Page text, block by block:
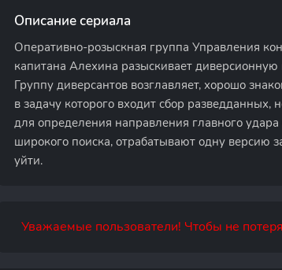
Описание сериала
Оперативно-розыскная группа Управления
капитана Алехина разыскивает
Группу диверсантов возглавляет, хорошо
в задачу которого входит сбор
для определения направления главного
широкого поиска, отрабатывают одну версию
уйти.
Уважаемые пользователи! Чтобы не